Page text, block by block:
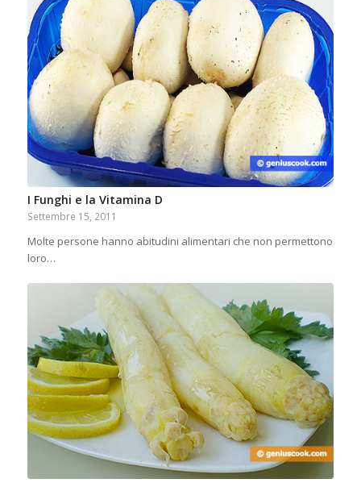
I Funghi e la Vitamina D
Settembre 15, 2011
Molte persone hanno abitudini alimentari che non permettono
loro…